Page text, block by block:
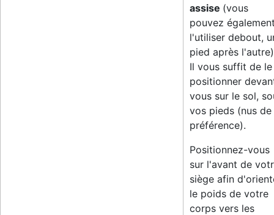
assise (vous
pouvez
l'utiliser debout,
pied après
Il vous suffit de le
positionner
vous sur le sol,
vos pieds (nus de
préférence).
Positionnez-vous
sur l'avant de
siège afin
le poids de votre
corps vers les